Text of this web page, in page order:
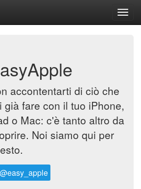
accontentarti di ciò che
già fare con il tuo iPhone,
o Mac: c'è tanto altro da
Noi siamo qui per
@easy_apple